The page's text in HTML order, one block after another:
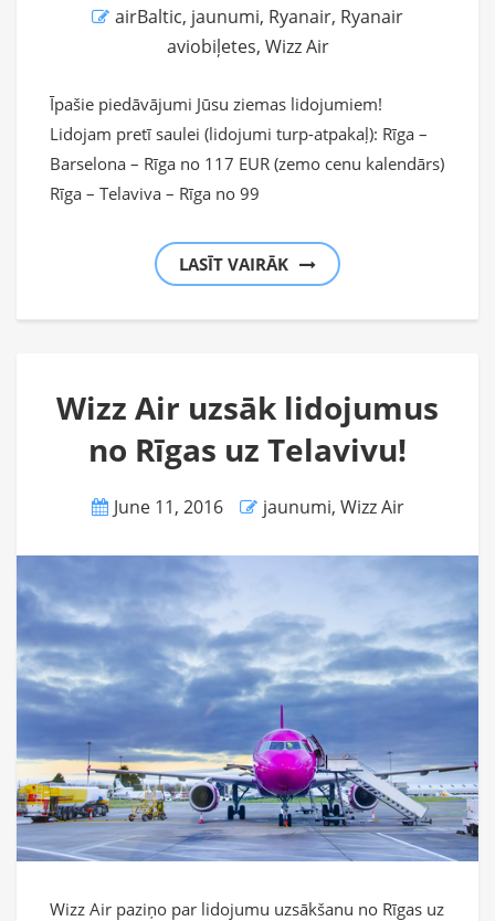
airBaltic, jaunumi, Ryanair, Ryanair
aviobiļetes, Wizz Air
Īpašie piedāvājumi Jūsu ziemas lidojumiem!
Lidojam pretī saulei (lidojumi turp-atpakaļ): Rīga –
Barselona – Rīga no 117 EUR (zemo cenu kalendārs)
Rīga – Telaviva – Rīga no 99
LASĪT VAIRĀK
Wizz Air uzsāk lidojumus
no Rīgas uz Telavivu!
June 11, 2016 jaunumi, Wizz Air
Wizz Air paziņo par lidojumu uzsākšanu no Rīgas uz